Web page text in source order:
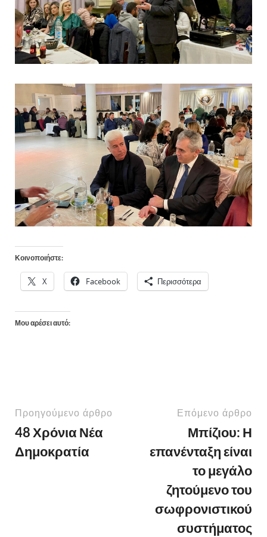
Κοινοποιήστε:
X Facebook Περισσότερα
Μου αρέσει αυτό:
Προηγούμενο άρθρο
48 Χρόνια Νέα
Δημοκρατία
Επόμενο άρθρο
Μπίζιου: Η
επανένταξη είναι
το μεγάλο
ζητούμενο του
σωφρονιστικού
συστήματος